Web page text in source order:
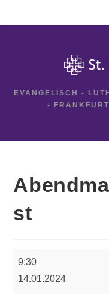
EVANGELISCH -
-
st
9:30
14.01.2024